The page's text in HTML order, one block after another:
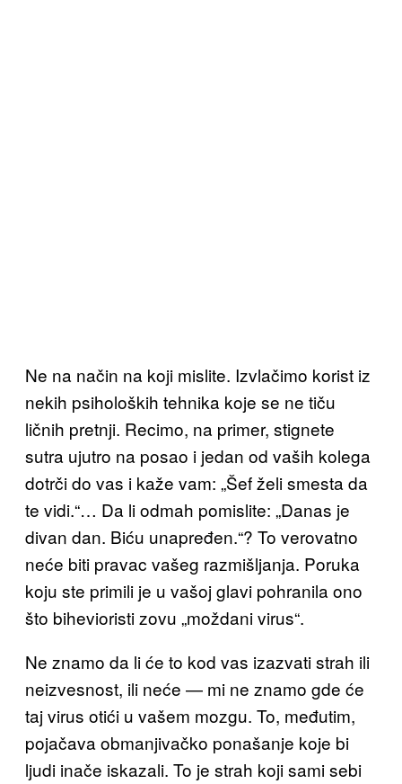
Ne na način na koji mislite. Izvlačimo korist iz
nekih psiholoških tehnika koje se ne tiču
ličnih pretnji. Recimo, na primer, stignete
sutra ujutro na posao i jedan od vaših kolega
dotrči do vas i kaže vam: „Šef želi smesta da
te vidi.“… Da li odmah pomislite: „Danas je
divan dan. Biću unapređen.“? To verovatno
neće biti pravac vašeg razmišljanja. Poruka
koju ste primili je u vašoj glavi pohranila ono
što bihevioristi zovu „moždani virus“.
Ne znamo da li će to kod vas izazvati strah ili
neizvesnost, ili neće — mi ne znamo gde će
taj virus otići u vašem mozgu. To, međutim,
pojačava obmanjivačko ponašanje koje bi
ljudi inače iskazali. To je strah koji sami sebi